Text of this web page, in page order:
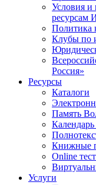
Условия и
ресурсам
Политика
Клубы по
Россия»
Ресурсы
Каталоги
Память
Книжные
Online
Услуги